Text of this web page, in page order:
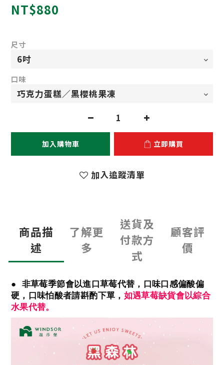
NT$880
尺寸
口味
加入購物車 立即購買
加入追蹤清單
商品描
述
了解更
多
送貨及
付款方
式
顧客評
價
● 非草莓季節會以進口草莓代替，口味口感偏酸偏
硬，口味怕酸者請斟酌下單， 如遇草莓缺貨會以綜合
水果代替。